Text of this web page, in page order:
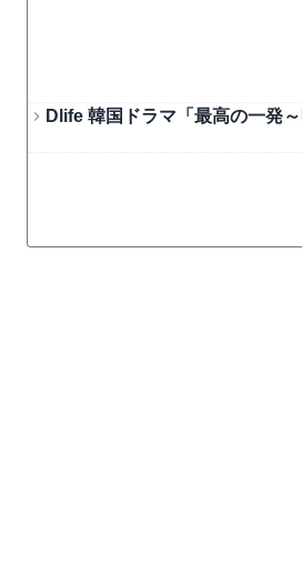
Dlife 韓国ドラマ「最高の一発